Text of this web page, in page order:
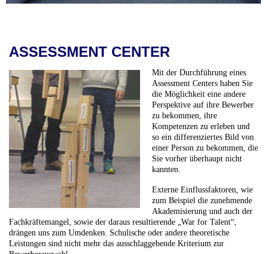
ASSESSMENT CENTER
Mit der Durchführung eines
Assessment Centers haben Sie
die Möglichkeit eine andere
Perspektive auf ihre Bewerber
zu bekommen, ihre
Kompetenzen zu erleben und
so ein differenziertes Bild von
einer Person zu bekommen, die
Sie vorher überhaupt nicht
kannten.
Externe Einflussfaktoren, wie
zum Beispiel die zunehmende
Akademisierung und auch der
Fachkräftemangel, sowie der daraus resultierende „War for Talent“,
drängen uns zum Umdenken. Schulische oder andere theoretische
Leistungen sind nicht mehr das ausschlaggebende Kriterium zur